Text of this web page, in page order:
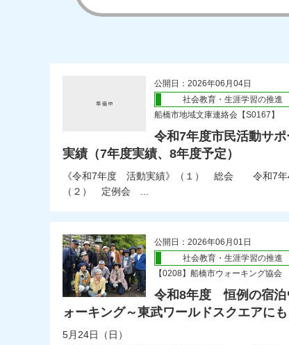
公開日：2026年06月04日
社会教育・生涯学習の推進
船橋市地域文庫連絡会【S0167】
令和7年度市民活動サ
実績（7年度実績、8年度予定）
《令和7年度 活動実績》（１） 総会 令
（２） 定例会 ...
公開日：2026年06月01日
社会教育・生涯学習の推進
【0208】船橋市ウォーキング協会
令和8年度 恒例の宿泊
ォーキング～東武ワールドスクエアにも
5月24日（日）